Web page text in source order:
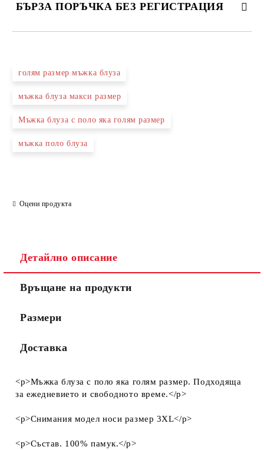
БЪРЗА ПОРЪЧКА БЕЗ РЕГИСТРАЦИЯ
Ние ще се свържем с вас в рамките на работния ден.
голям размер мъжка блуза
мъжка блуза макси размер
Мъжка блуза с поло яка голям размер
мъжка поло блуза
Оцени продукта
Детайлно описание
Връщане на продукти
Размери
Доставка
<p>Мъжка блуза с поло яка голям размер. Подходяща
за ежедневието и свободното време.</p>
<p>Снимания модел носи размер 3XL</p>
<p>Състав. 100% памук.</p>